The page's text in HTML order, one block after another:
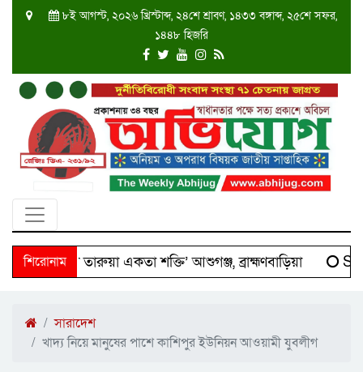
৮ই আগস্ট, ২০২৬ খ্রিস্টাব্দ, ২৪শে শ্রাবণ, ১৪৩৩ বঙ্গাব্দ, ২৫শে সফর,
১৪৪৮ হিজরি
শিরোনাম
‘দক্ষিণ তারুয়া একতা শক্তি’ আশুগঞ্জ, ব্রাহ্মণবাড়িয়া
সারাদেশ
খাদ্য নিয়ে মানুষের পাশে কাশিপুর ইউনিয়ন আওয়ামী যুবলীগ